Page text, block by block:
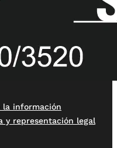
la información
y representación legal